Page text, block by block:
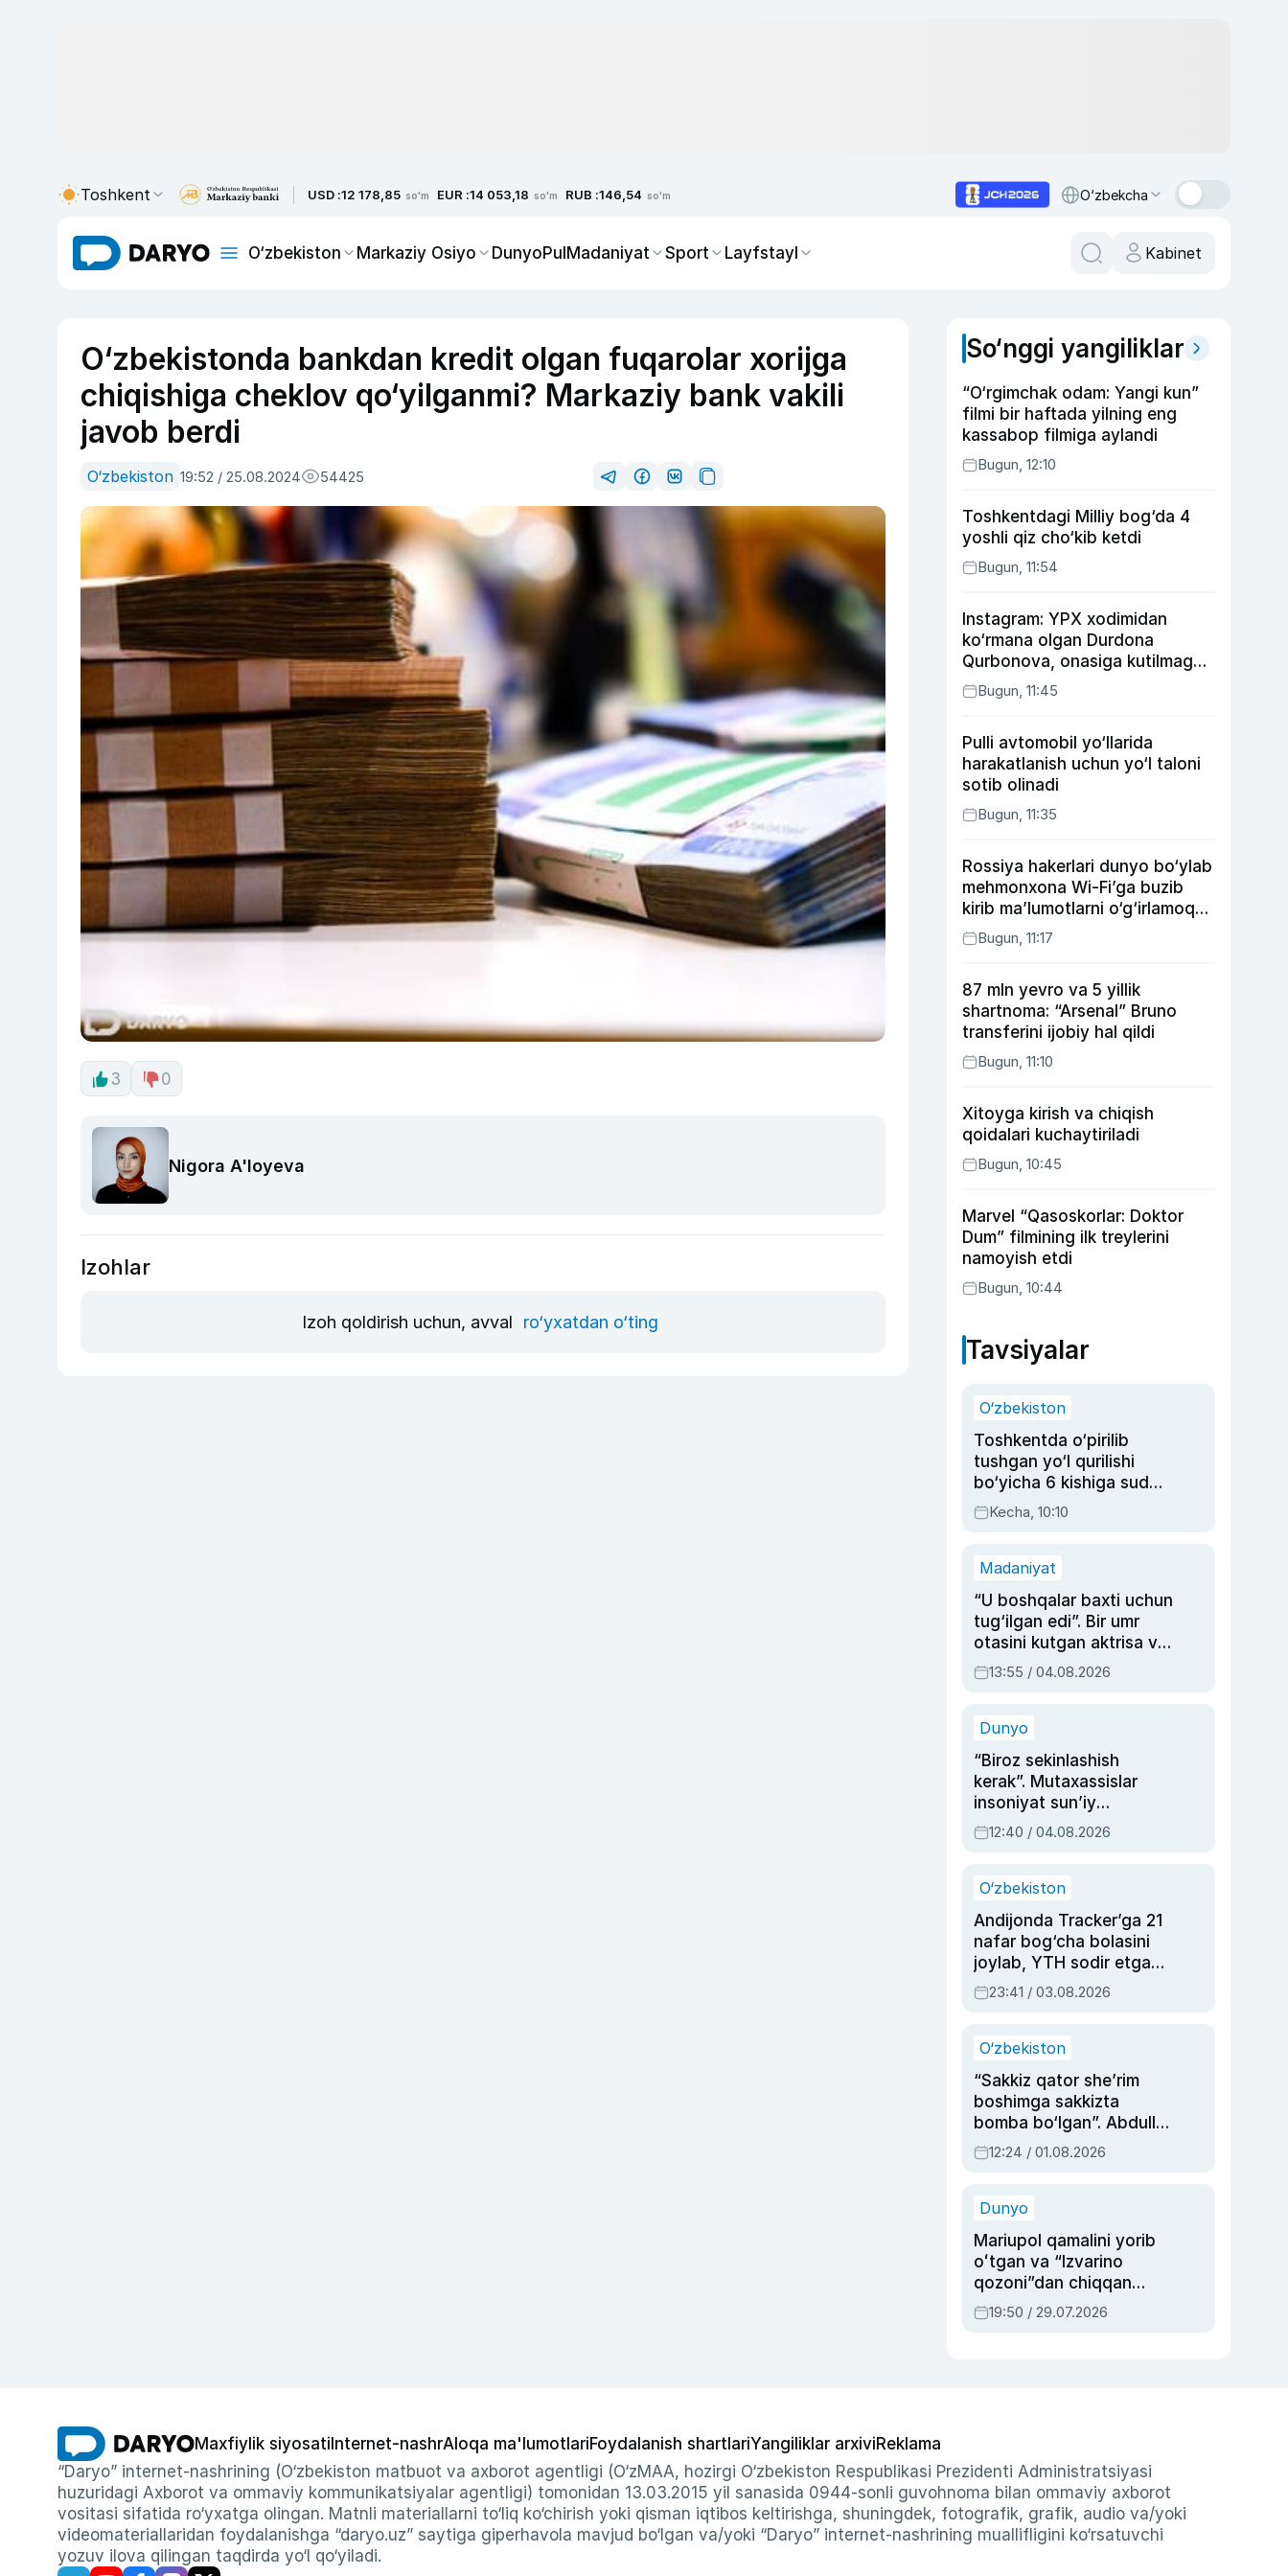
Toshkent USD :12 178,85 so'm EUR :14 053,18 so'm RUB :146,54 so'm O‘zbekcha
O‘zbekiston Markaziy Osiyo DunyoPulMadaniyat Sport Layfstayl Kabinet
O‘zbekistonda bankdan kredit olgan fuqarolar xorijga
chiqishiga cheklov qo‘yilganmi? Markaziy bank vakili
javob berdi
O‘zbekiston 19:52 / 25.08.2024 54425
3 0
Nigora A'loyeva
Izohlar
Izoh qoldirish uchun, avval ro‘yxatdan o‘ting
So‘nggi yangiliklar
“O‘rgimchak odam: Yangi kun”
filmi bir haftada yilning eng
kassabop filmiga aylandi
Bugun, 12:10
Toshkentdagi Milliy bog‘da 4
yoshli qiz cho‘kib ketdi
Bugun, 11:54
Instagram: YPX xodimidan
ko‘rmana olgan Durdona
Qurbonova, onasiga kutilmagan
sovg‘a tayyorlagan Umid vines,
xonanda Rayhon nimadan xafa?
Bugun, 11:45
Pulli avtomobil yo‘llarida
harakatlanish uchun yo‘l taloni
sotib olinadi
Bugun, 11:35
Rossiya hakerlari dunyo bo‘ylab
mehmonxona Wi-Fi’ga buzib
kirib ma’lumotlarni o‘g‘irlamoqda
— Microsoft
Bugun, 11:17
87 mln yevro va 5 yillik
shartnoma: “Arsenal” Bruno
transferini ijobiy hal qildi
Bugun, 11:10
Xitoyga kirish va chiqish
qoidalari kuchaytiriladi
Bugun, 10:45
Marvel “Qasoskorlar: Doktor
Dum” filmining ilk treylerini
namoyish etdi
Bugun, 10:44
Tavsiyalar
O‘zbekiston
Toshkentda o‘pirilib
tushgan yo‘l qurilishi
bo‘yicha 6 kishiga sud
hukmi o‘qildi
Kecha, 10:10
Madaniyat
“U boshqalar baxti uchun
tug‘ilgan edi”. Bir umr
otasini kutgan aktrisa va
dublyaj ustasi Rimma
Ahmedovaning
13:55 / 04.08.2026
Dunyo
“Biroz sekinlashish
kerak”. Mutaxassislar
insoniyat sun’iy
intellektni boshqara
olmay qolishidan xavotir
12:40 / 04.08.2026
O‘zbekiston
Andijonda Tracker’ga 21
nafar bog‘cha bolasini
joylab, YTH sodir etgan
ayolga sud hukmi o‘qildi
23:41 / 03.08.2026
O‘zbekiston
“Sakkiz qator she’rim
boshimga sakkizta
bomba bo‘lgan”. Abdulla
Oripovni siyosiy
ayblovlardan asrab
12:24 / 01.08.2026
Dunyo
Mariupol qamalini yorib
oʻtgan va “Izvarino
qozoni”dan chiqqan
qahramon — Ukraina
armiyasi bosh
19:50 / 29.07.2026
Maxfiylik siyosati Internet-nashrAloqa ma'lumotlariFoydalanish shartlariYangiliklar arxiviReklama
“Daryo” internet-nashrining (O‘zbekiston matbuot va axborot agentligi (O‘zMAA, hozirgi O‘zbekiston Respublikasi Prezidenti Administratsiyasi
huzuridagi Axborot va ommaviy kommunikatsiyalar agentligi) tomonidan 13.03.2015 yil sanasida 0944-sonli guvohnoma bilan ommaviy axborot
vositasi sifatida ro‘yxatga olingan. Matnli materiallarni to‘liq ko‘chirish yoki qisman iqtibos keltirishga, shuningdek, fotografik, grafik, audio va/yoki
videomateriallaridan foydalanishga “daryo.uz” saytiga giperhavola mavjud bo‘lgan va/yoki “Daryo” internet-nashrining muallifligini ko‘rsatuvchi
yozuv ilova qilingan taqdirda yo‘l qo‘yiladi.